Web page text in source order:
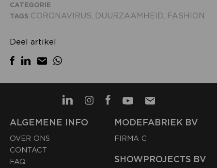
CATEGORIE
TAGS CORONAVIRUS DUURZAAMHEID FASHION
Deel artikel
ALGEMENE INFO
OVER ONS
CONTACT
FAQ
MODEFABRIEK BV
FIRMA C
SHOWPROJECTS BV